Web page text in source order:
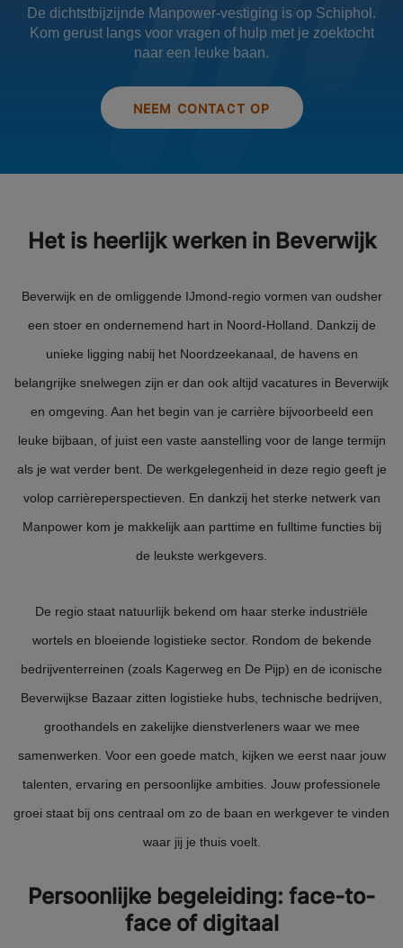
De dichtstbijzijnde Manpower-vestiging is op Schiphol.
Kom gerust langs voor vragen of hulp met je zoektocht
naar een leuke baan.
NEEM CONTACT OP
Het is heerlijk werken in Beverwijk
Beverwijk en de omliggende IJmond-regio vormen van oudsher
een stoer en ondernemend hart in Noord-Holland. Dankzij de
unieke ligging nabij het Noordzeekanaal, de havens en
belangrijke snelwegen zijn er dan ook altijd vacatures in Beverwijk
en omgeving. Aan het begin van je carrière bijvoorbeeld een
leuke bijbaan, of juist een vaste aanstelling voor de lange termijn
als je wat verder bent. De werkgelegenheid in deze regio geeft je
volop carrièreperspectieven. En dankzij het sterke netwerk van
Manpower kom je makkelijk aan parttime en fulltime functies bij
de leukste werkgevers.
De regio staat natuurlijk bekend om haar sterke industriële
wortels en bloeiende logistieke sector. Rondom de bekende
bedrijventerreinen (zoals Kagerweg en De Pijp) en de iconische
Beverwijkse Bazaar zitten logistieke hubs, technische bedrijven,
groothandels en zakelijke dienstverleners waar we mee
samenwerken. Voor een goede match, kijken we eerst naar jouw
talenten, ervaring en persoonlijke ambities. Jouw professionele
groei staat bij ons centraal om zo de baan en werkgever te vinden
waar jij je thuis voelt.
Persoonlijke begeleiding: face-to-
face of digitaal